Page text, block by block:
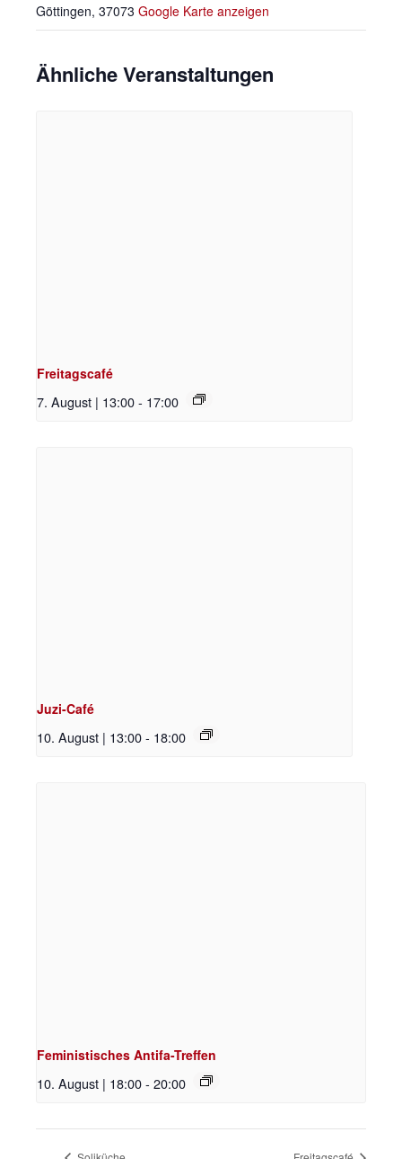
Göttingen, 37073 Google Karte anzeigen
Ähnliche Veranstaltungen
Freitagscafé
7. August | 13:00- 17:00
Juzi-Café
10. August | 13:00- 18:00
Feministisches Antifa-Treffen
10. August | 18:00- 20:00